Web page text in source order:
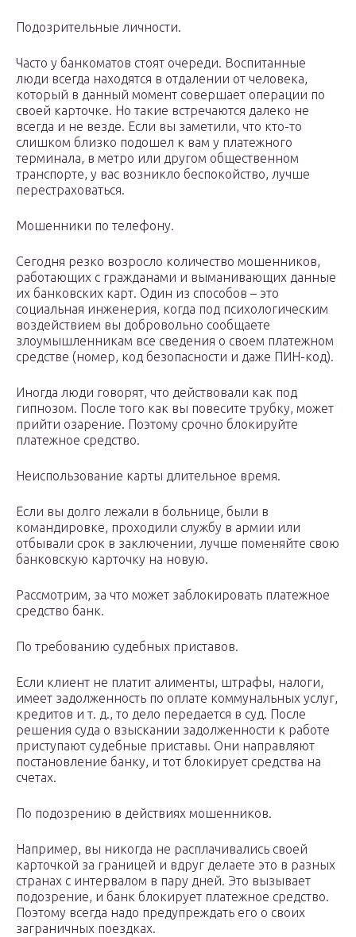
Подозрительные личности.
Часто у банкоматов стоят очереди. Воспитанные
люди всегда находятся в отдалении от человека,
который в данный момент совершает операции по
своей карточке. Но такие встречаются далеко не
всегда и не везде. Если вы заметили, что кто-то
слишком близко подошел к вам у платежного
терминала, в метро или другом общественном
транспорте, у вас возникло беспокойство, лучше
перестраховаться.
Мошенники по телефону.
Сегодня резко возросло количество мошенников,
работающих с гражданами и выманивающих данные
их банковских карт. Один из способов – это
социальная инженерия, когда под психологическим
воздействием вы добровольно сообщаете
злоумышленникам все сведения о своем платежном
средстве (номер, код безопасности и даже ПИН-код).
Иногда люди говорят, что действовали как под
гипнозом. После того как вы повесите трубку, может
прийти озарение. Поэтому срочно блокируйте
платежное средство.
Неиспользование карты длительное время.
Если вы долго лежали в больнице, были в
командировке, проходили службу в армии или
отбывали срок в заключении, лучше поменяйте свою
банковскую карточку на новую.
Рассмотрим, за что может заблокировать платежное
средство банк.
По требованию судебных приставов.
Если клиент не платит алименты, штрафы, налоги,
имеет задолженность по оплате коммунальных услуг,
кредитов и т. д., то дело передается в суд. После
решения суда о взыскании задолженности к работе
приступают судебные приставы. Они направляют
постановление банку, и тот блокирует средства на
счетах.
По подозрению в действиях мошенников.
Например, вы никогда не расплачивались своей
карточкой за границей и вдруг делаете это в разных
странах с интервалом в пару дней. Это вызывает
подозрение, и банк блокирует платежное средство.
Поэтому всегда надо предупреждать его о своих
заграничных поездках.